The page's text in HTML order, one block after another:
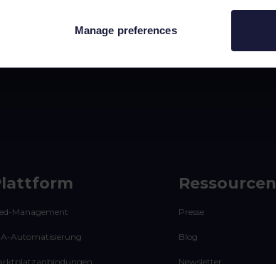
Manage preferences
Management
Automatisierung
Ressourcen
Presse
Blog
Newsletter